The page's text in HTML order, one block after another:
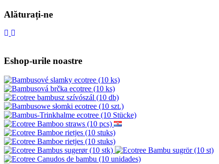
Alăturați-ne
Eshop-urile noastre